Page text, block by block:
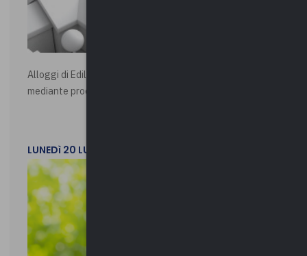
Alloggi di Edilizia Residenziale Pubblica - Vendita all'asta
mediante procedura asincrona telematica
LUNEDì 20 LUGLIO 2026